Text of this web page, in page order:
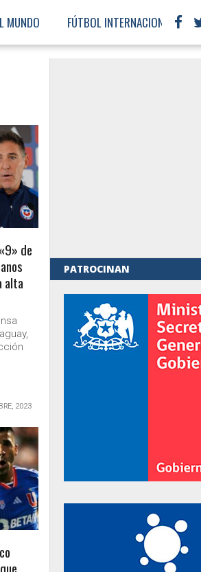
MUNDO FÚTBOL INTERNACIONAL
de
alta
2023
PATROCINAN
Gobierno
Gobierno